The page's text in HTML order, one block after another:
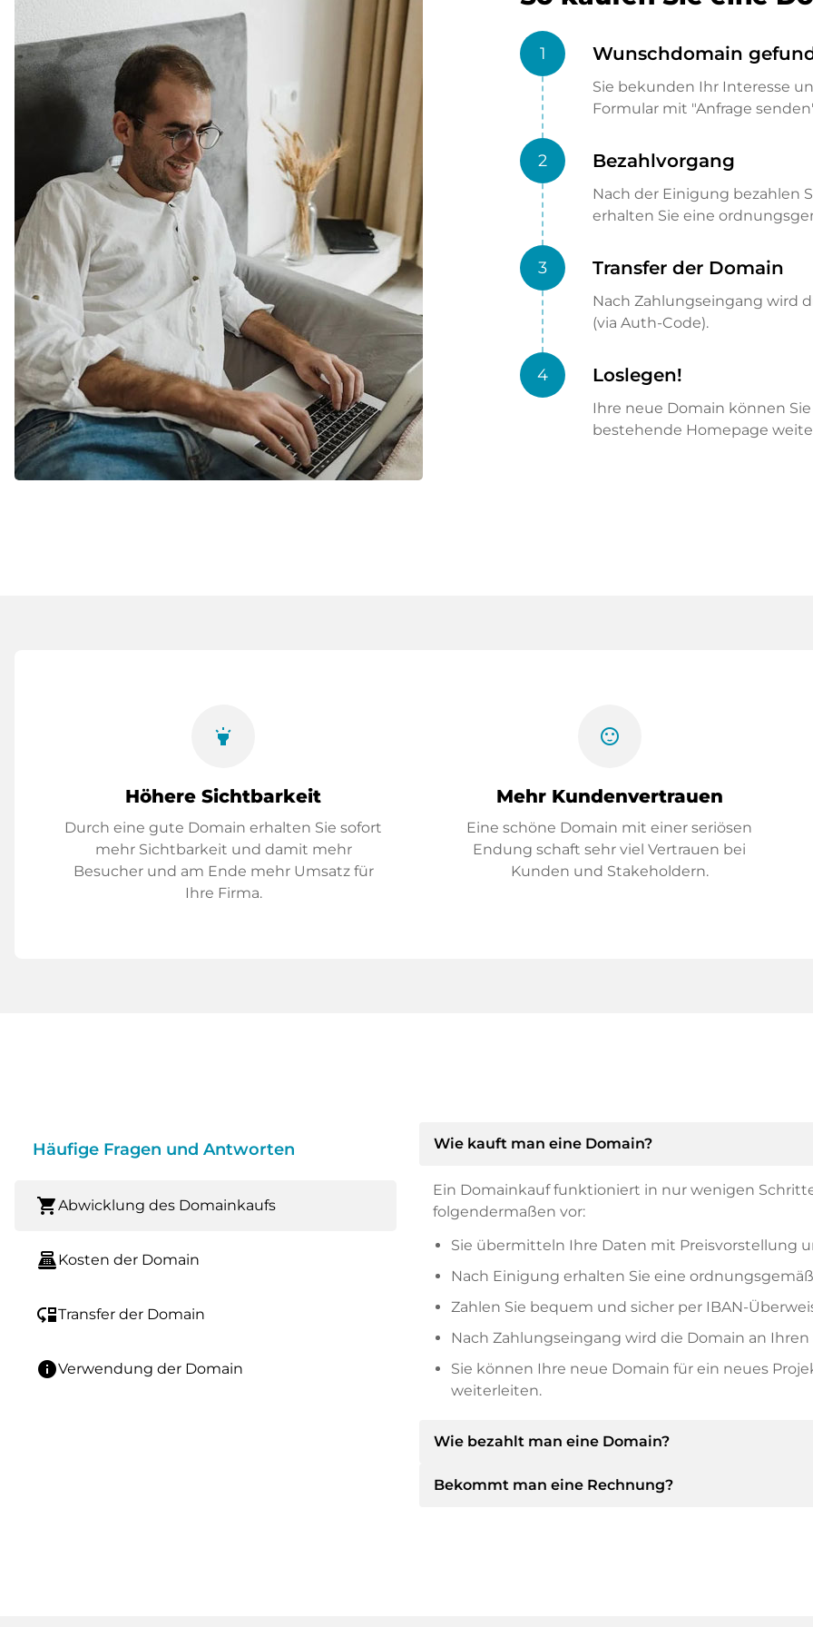
1 Wunschdomain
Sie bekunden Ihr Interesse
Formular mit "Anfrage
2 Bezahlvorgang
Nach der Einigung bezahlen
erhalten Sie eine
3 Transfer der Domain
Nach Zahlungseingang wird
(via Auth-Code).
4 Loslegen!
Ihre neue Domain können
bestehende Homepage
highlight
Höhere Sichtbarkeit
Durch eine gute Domain erhalten Sie sofort
mehr Sichtbarkeit und damit mehr
Besucher und am Ende mehr Umsatz für
Ihre Firma.
sentiment_satisfied
Mehr Kundenvertrauen
Eine schöne Domain mit einer seriösen
Endung schaft sehr viel Vertrauen bei
Kunden und Stakeholdern.
Häufige Fragen und Antworten
shopping_cartAbwicklung des Domainkaufs
point_of_saleKosten der Domain
move_downTransfer der Domain
infoVerwendung der Domain
Wie kauft man eine Domain?
Ein Domainkauf funktioniert in nur wenigen
folgendermaßen vor:
Sie übermitteln Ihre Daten mit Preisvorstellung
Nach Einigung erhalten Sie eine
Zahlen Sie bequem und sicher per IBAN-
Nach Zahlungseingang wird die Domain an
Sie können Ihre neue Domain für ein neues
weiterleiten.
Wie bezahlt man eine Domain?
Nach einer Einigung wird der Inhaber Ihnen die
Bekommt man eine Rechnung?